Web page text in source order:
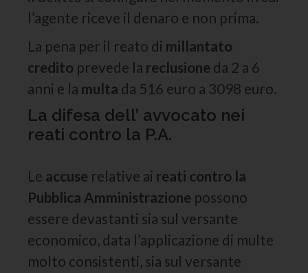
l’agente riceve il denaro e non prima.
La pena per il reato di millantato
credito prevede la reclusione da 2 a 6
anni e la multa da 516 euro a 3098 euro.
La difesa dell’ avvocato nei
reati contro la P.A.
Le accuse relative ai reati contro la
Pubblica Amministrazione possono
essere devastanti sia sul versante
economico, data l’applicazione di multe
molto consistenti, sia sul versante